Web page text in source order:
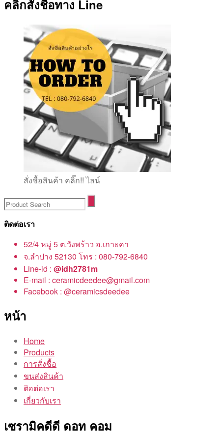
คลิ๊กสั่งชื้อทาง Line
สั่งชื้อสินค้า คลิ๊ก!! ไลน์
ติดต่อเรา
52/4 หมู่ 5 ต.วังพร้าว อ.เกาะคา
จ.ลำปาง 52130 โทร : 080-792-6840
Line-id : @idh2781m
E-mail : ceramicdeedee@gmail.com
Facebook : @ceramicsdeedee
หน้า
Home
Products
การสั่งชื้อ
ขนส่งสินค้า
ติอต่อเรา
เกี่ยวกับเรา
เซรามิคดีดี ดอท คอม